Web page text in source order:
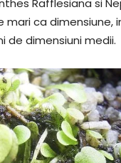
Rafflesiana si
mari ca dimensiune,
de dimensiuni medii.